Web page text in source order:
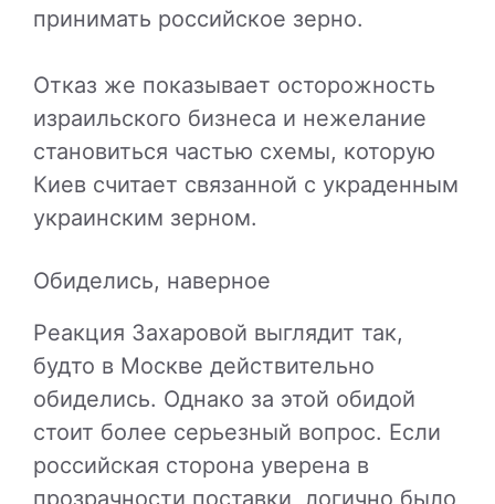
принимать российское зерно.
Отказ же показывает осторожность
израильского бизнеса и нежелание
становиться частью схемы, которую
Киев считает связанной с украденным
украинским зерном.
Обиделись, наверное
Реакция Захаровой выглядит так,
будто в Москве действительно
обиделись. Однако за этой обидой
стоит более серьезный вопрос. Если
российская сторона уверена в
прозрачности поставки, логично было